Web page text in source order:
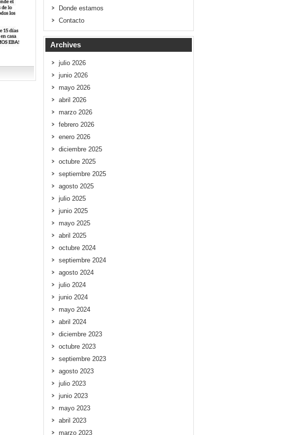
Donde estamos
Contacto
Archives
julio 2026
junio 2026
mayo 2026
abril 2026
marzo 2026
febrero 2026
enero 2026
diciembre 2025
octubre 2025
septiembre 2025
agosto 2025
julio 2025
junio 2025
mayo 2025
abril 2025
octubre 2024
septiembre 2024
agosto 2024
julio 2024
junio 2024
mayo 2024
abril 2024
diciembre 2023
octubre 2023
septiembre 2023
agosto 2023
julio 2023
junio 2023
mayo 2023
abril 2023
marzo 2023